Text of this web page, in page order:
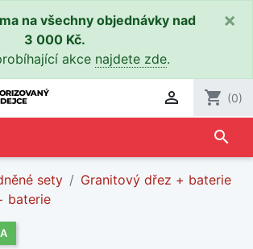
na všechny objednávky nad
3 000 Kč.
akce najdete zde.
×
 shopping_cart (0)
search
sety
Granitový dřez + baterie
baterie